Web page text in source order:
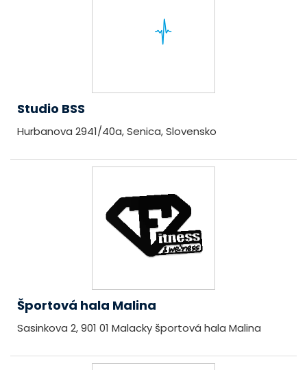
Studio BSS
Hurbanova 2941/40a, Senica, Slovensko
Športová hala Malina
Sasinkova 2, 901 01 Malacky športová hala Malina